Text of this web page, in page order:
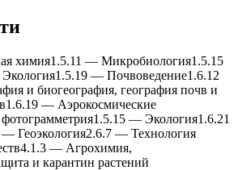
xимия1.5.11 — Микробиология1.5.15
Экология1.5.19 — Почвоведение1.6.12
и биогеография, география почв и
1.6.19 — Аэрокосмические
1.5.15 — Экология1.6.21
— Геоэкология2.6.7 — Теxнология
4.1.3 — Агроxимия,
и карантин растений